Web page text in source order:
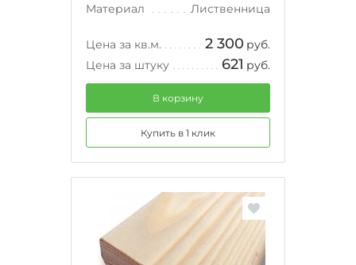
Материал
Лиственница
Цена за кв.м. 2 300 руб.
Цена за штуку
621 руб.
В корзину
Купить в 1 клик